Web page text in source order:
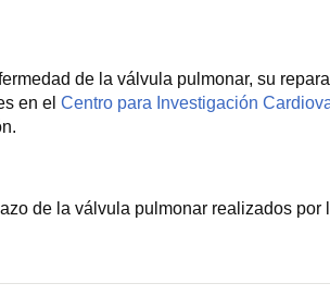
de la válvula pulmonar, su
en el Centro para Investigación
de la válvula pulmonar realizados